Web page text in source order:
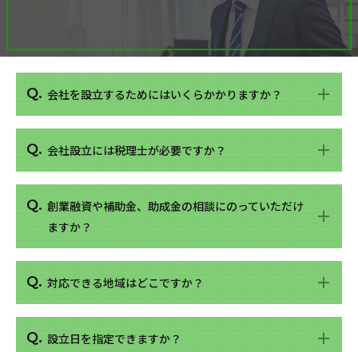
会社を設立するためにはいくらかかりますか？
会社設立には税理士が必要ですか？
創業融資や補助金、助成金の相談にのっていただけ
ますか？
対応できる地域はどこですか？
設立日を指定できますか？